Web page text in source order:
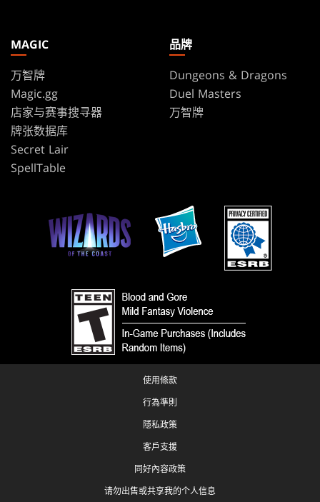
MAGIC
万智牌
Magic.gg
店家与赛事搜寻器
牌张数据库
Secret Lair
SpellTable
品牌
Dungeons & Dragons
Duel Masters
万智牌
使用條款
行為準則
隱私政策
客戶支援
同好內容政策
请勿出售或共享我的个人信息